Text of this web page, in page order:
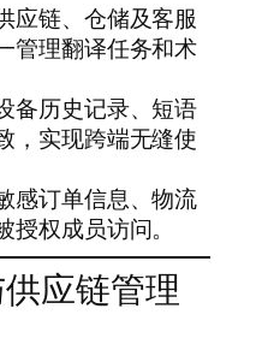
应链、仓储及客服
管理翻译任务和术
备历史记录、短语
，实现跨端无缝使
感订单信息、物流
权成员访问。
应链管理